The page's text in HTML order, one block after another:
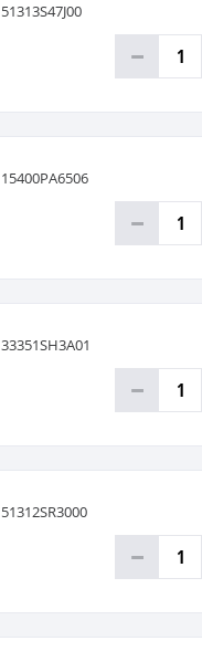
51313S47J00
15400PA6506
33351SH3A01
51312SR3000